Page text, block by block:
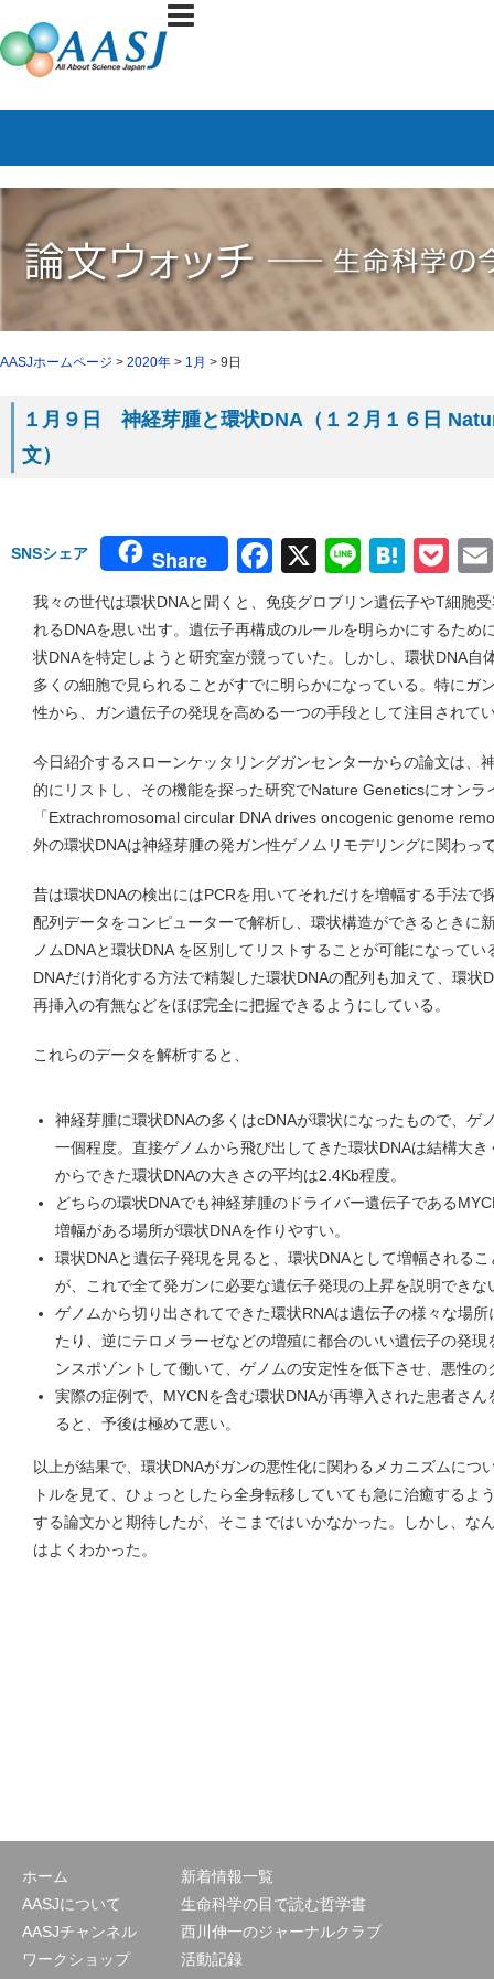
AASJホームページ > 2020年 > 1月 > 9日
１月９日 神経芽腫と環状DNA（１２月１６日
文）
SNSシェア Share Facebook
X Line
我々の世代は環状DNAと聞くと、免疫グロブリン遺伝子やT細胞
れるDNAを思い出す。遺伝子再構成のルールを明らかにするため
状DNAを特定しようと研究室が競っていた。しかし、環状DNA自
多くの細胞で見られることがすでに明らかになっている。特にガ
性から、ガン遺伝子の発現を高める一つの手段として注目されて
今日紹介するスローンケッタリングガンセンターからの論文は、
的にリストし、その機能を探った研究でNature Geneticsにオン
「Extrachromosomal circular DNA drives oncogenic genome
外の環状DNAは神経芽腫の発ガン性ゲノムリモデリングに関わっ
昔は環状DNAの検出にはPCRを用いてそれだけを増幅する手法で
配列データをコンピューターで解析し、環状構造ができるときに
ノムDNAと環状DNA を区別してリストすることが可能になって
DNAだけ消化する方法で精製した環状DNAの配列も加えて、環状
再挿入の有無などをほぼ完全に把握できるようにしている。
これらのデータを解析すると、
神経芽腫に環状DNAの多くはcDNAが環状になったもので、ゲ
一個程度。直接ゲノムから飛び出してきた環状DNAは結構大
からできた環状DNAの大きさの平均は2.4Kb程度。
どちらの環状DNAでも神経芽腫のドライバー遺伝子である
増幅がある場所が環状DNAを作りやすい。
環状DNAと遺伝子発現を見ると、環状DNAとして増幅される
が、これで全て発ガンに必要な遺伝子発現の上昇を説明でき
ゲノムから切り出されてできた環状RNAは遺伝子の様々な場
たり、逆にテロメラーゼなどの増殖に都合のいい遺伝子の発
ンスポゾントして働いて、ゲノムの安定性を低下させ、悪性
実際の症例で、MYCNを含む環状DNAが再導入された患者さ
ると、予後は極めて悪い。
以上が結果で、環状DNAがガンの悪性化に関わるメカニズムにつ
トルを見て、ひょっとしたら全身転移していても急に治癒するよ
する論文かと期待したが、そこまではいかなかった。しかし、な
はよくわかった。
ホーム
AASJについて
AASJチャンネル
ワークショップ
新着情報一覧
生命科学の目で読む哲学書
西川伸一のジャーナルクラブ
活動記録